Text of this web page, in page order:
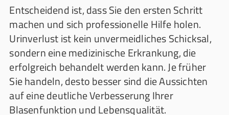
Entscheidend ist, dass Sie den ersten Schritt
machen und sich professionelle Hilfe holen.
Urinverlust ist kein unvermeidliches Schicksal,
sondern eine medizinische Erkrankung, die
erfolgreich behandelt werden kann. Je früher
Sie handeln, desto besser sind die Aussichten
auf eine deutliche Verbesserung Ihrer
Blasenfunktion und Lebensqualität.